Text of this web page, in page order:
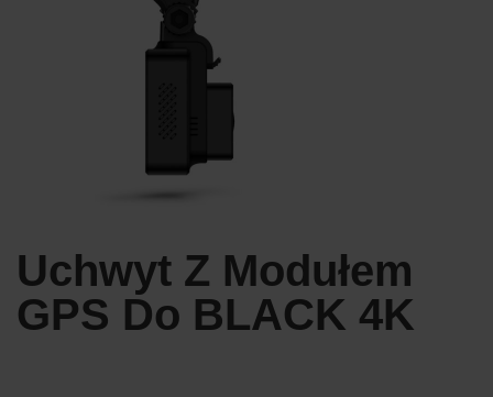
Uchwyt Z Modułem
GPS Do BLACK 4K